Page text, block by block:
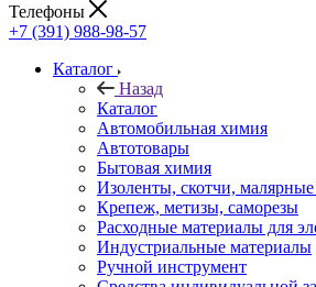
Телефоны
+7 (391) 988-98-57
Каталог
Назад
Каталог
Автомобильная химия
Автотовары
Бытовая химия
Изоленты, скотчи,
Крепеж, метизы, саморезы
Расходные материалы для
Индустриальные материалы
Ручной инструмент